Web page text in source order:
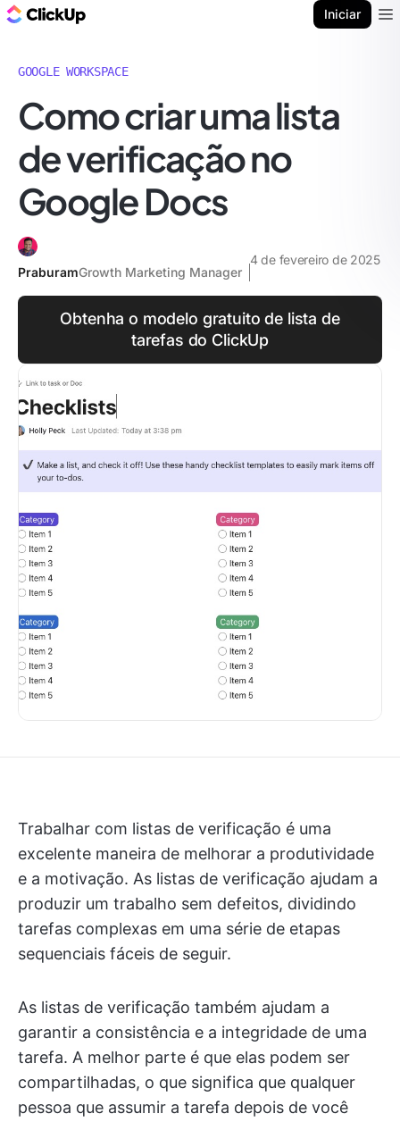
Iniciar
GOOGLE WORKSPACE
Como criar uma lista
de verificação no
Google Docs
PraburamGrowth Marketing Manager
4 de fevereiro de 2025
Obtenha o modelo gratuito de lista de
tarefas do ClickUp
Trabalhar com listas de verificação é uma
excelente maneira de melhorar a produtividade
e a motivação. As listas de verificação ajudam a
produzir um trabalho sem defeitos, dividindo
tarefas complexas em uma série de etapas
sequenciais fáceis de seguir.
As listas de verificação também ajudam a
garantir a consistência e a integridade de uma
tarefa. A melhor parte é que elas podem ser
compartilhadas, o que significa que qualquer
pessoa que assumir a tarefa depois de você